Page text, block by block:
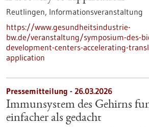
Reutlingen, Informationsveranstaltung
https://www.gesundheitsindustrie-
bw.de/veranstaltung/symposium-des-
development-centers-accelerating-
application
Pressemitteilung - 26.03.2026
Immunsystem des Gehirns
einfacher als gedacht